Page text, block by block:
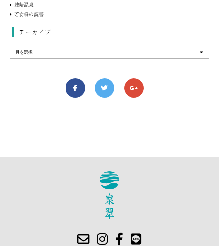
城崎温泉
若女将の読書
アーカイブ